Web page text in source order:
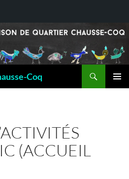
Coq
(ACCUEIL